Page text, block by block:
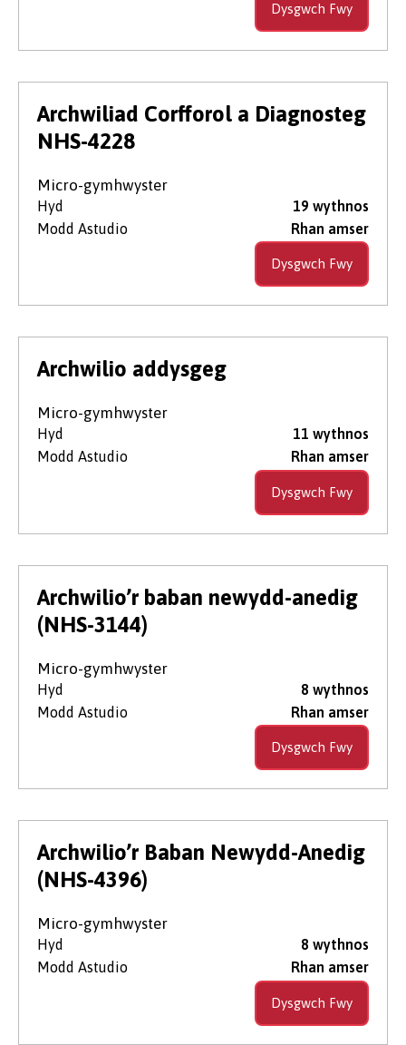
Dysgwch Fwy
Archwiliad Corfforol a Diagnosteg
NHS-4228
Micro-gymhwyster
Hyd
19 wythnos
Modd Astudio
Rhan amser
Dysgwch Fwy
Archwilio addysgeg
Micro-gymhwyster
Hyd
11 wythnos
Modd Astudio
Rhan amser
Dysgwch Fwy
Archwilio’r baban newydd-anedig
(NHS-3144)
Micro-gymhwyster
Hyd
8 wythnos
Modd Astudio
Rhan amser
Dysgwch Fwy
Archwilio’r Baban Newydd-Anedig
(NHS-4396)
Micro-gymhwyster
Hyd
8 wythnos
Modd Astudio
Rhan amser
Dysgwch Fwy